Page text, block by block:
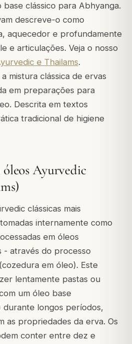
base clássico para Abhyanga.
descreve-o como
aquecedor e profundamente
e articulações. Veja o nosso
e Thailams.
mistura clássica de ervas
em preparações para
Descrita em textos
tradicional de higiene
óleos Ayurvedic
clássicas mais
internamente como
em óleos
- através do processo
em óleo). Este
lentamente pastas ou
um óleo base
durante longos períodos,
as propriedades da erva. Os
conter entre dez e